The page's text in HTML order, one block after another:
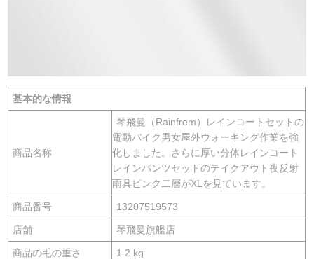
基本的な情報
商品名称
琴飛曼（Rainfrem）レインコートセットの
電動バイク男女屋外ウォーキング作業を強
化しました。さらに厚い分体レインコート
レインパンツセットのテイクアウト夜反射
雨具ピンク二層がXLを見ています。
商品番号 13207519573
店舗 琴飛曼旗艦店
商品の毛の重さ 1.2 kg